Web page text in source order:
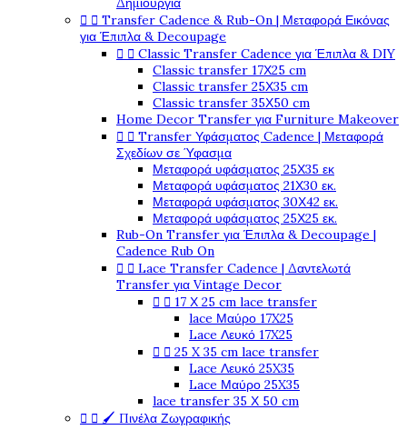
  Transfer Cadence & Rub-On | Μεταφορά Εικόνας
για Έπιπλα & Decoupage
  Classic Transfer Cadence για Έπιπλα & DIY
Classic transfer 17Χ25 cm
Classic transfer 25Χ35 cm
Classic transfer 35Χ50 cm
Home Decor Transfer για Furniture Makeover
  Transfer Υφάσματος Cadence | Μεταφορά
Σχεδίων σε Ύφασμα
Μεταφορά υφάσματος 25Χ35 εκ
Μεταφορά υφάσματος 21Χ30 εκ.
Μεταφορά υφάσματος 30Χ42 εκ.
Μεταφορά υφάσματος 25Χ25 εκ.
Rub-On Transfer για Έπιπλα & Decoupage |
Cadence Rub On
  Lace Transfer Cadence | Δαντελωτά
Transfer για Vintage Decor
  17 Χ 25 cm lace transfer
lace Μαύρο 17X25
Lace Λευκό 17X25
  25 X 35 cm lace transfer
Lace Λευκό 25X35
Lace Μαύρο 25X35
lace transfer 35 Χ 50 cm
  🖌️ Πινέλα Ζωγραφικής